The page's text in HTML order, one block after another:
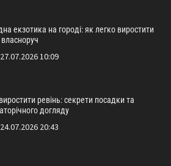
екзотика на городі: як легко виростити
власноруч
27.07.2026 10:09
ревінь: секрети посадки та
догляду
24.07.2026 20:43